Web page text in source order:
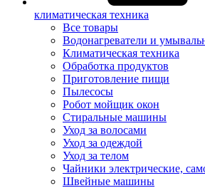
климатическая техника
Все товары
Водонагреватели и
Климатическая техника
Обработка продуктов
Приготовление пищи
Пылесосы
Робот мойщик окон
Стиральные машины
Уход за волосами
Уход за одеждой
Уход за телом
Чайники электрические,
Швейные машины